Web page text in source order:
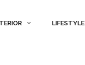
LIFESTYLE